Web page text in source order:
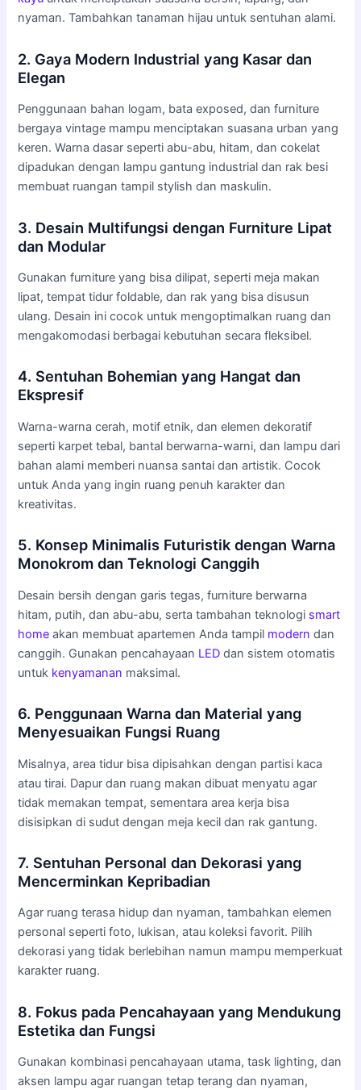
nyaman. Tambahkan tanaman hijau untuk sentuhan alami.
2. Gaya Modern Industrial yang Kasar dan
Elegan
Penggunaan bahan logam, bata exposed, dan furniture
bergaya vintage mampu menciptakan suasana urban yang
keren. Warna dasar seperti abu-abu, hitam, dan cokelat
dipadukan dengan lampu gantung industrial dan rak besi
membuat ruangan tampil stylish dan maskulin.
3. Desain Multifungsi dengan Furniture Lipat
dan Modular
Gunakan furniture yang bisa dilipat, seperti meja makan
lipat, tempat tidur foldable, dan rak yang bisa disusun
ulang. Desain ini cocok untuk mengoptimalkan ruang dan
mengakomodasi berbagai kebutuhan secara fleksibel.
4. Sentuhan Bohemian yang Hangat dan
Ekspresif
Warna-warna cerah, motif etnik, dan elemen dekoratif
seperti karpet tebal, bantal berwarna-warni, dan lampu dari
bahan alami memberi nuansa santai dan artistik. Cocok
untuk Anda yang ingin ruang penuh karakter dan
kreativitas.
5. Konsep Minimalis Futuristik dengan Warna
Monokrom dan Teknologi Canggih
Desain bersih dengan garis tegas, furniture berwarna
hitam, putih, dan abu-abu, serta tambahan teknologi smart
home akan membuat apartemen Anda tampil modern dan
canggih. Gunakan pencahayaan LED dan sistem otomatis
untuk kenyamanan maksimal.
6. Penggunaan Warna dan Material yang
Menyesuaikan Fungsi Ruang
Misalnya, area tidur bisa dipisahkan dengan partisi kaca
atau tirai. Dapur dan ruang makan dibuat menyatu agar
tidak memakan tempat, sementara area kerja bisa
disisipkan di sudut dengan meja kecil dan rak gantung.
7. Sentuhan Personal dan Dekorasi yang
Mencerminkan Kepribadian
Agar ruang terasa hidup dan nyaman, tambahkan elemen
personal seperti foto, lukisan, atau koleksi favorit. Pilih
dekorasi yang tidak berlebihan namun mampu memperkuat
karakter ruang.
8. Fokus pada Pencahayaan yang Mendukung
Estetika dan Fungsi
Gunakan kombinasi pencahayaan utama, task lighting, dan
aksen lampu agar ruangan tetap terang dan nyaman,